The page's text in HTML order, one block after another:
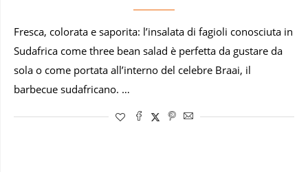
Fresca, colorata e saporita: l’insalata di fagioli conosciuta in
Sudafrica come three bean salad è perfetta da gustare da
sola o come portata all’interno del celebre Braai, il
barbecue sudafricano. …